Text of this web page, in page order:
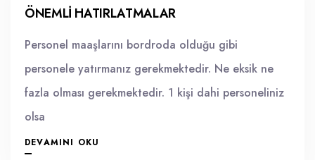
ÖNEMLI HATIRLATMALAR
Personel maaşlarını bordroda olduğu gibi
personele yatırmanız gerekmektedir. Ne eksik ne
fazla olması gerekmektedir. 1 kişi dahi personeliniz
olsa
DEVAMINI OKU